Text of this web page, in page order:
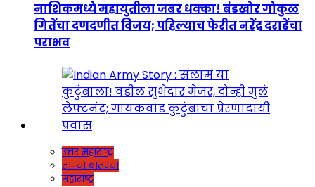
नाशिकमध्ये महायुतीला जबर धक्का! बंडखोर गोकुळ
गितेंचा दणदणीत विजय; पहिल्याच फेरीत नरेंद्र दराडेंचा
पराभव
उत्तर महाराष्ट्र
ताज्या बातम्या
महाराष्ट्र